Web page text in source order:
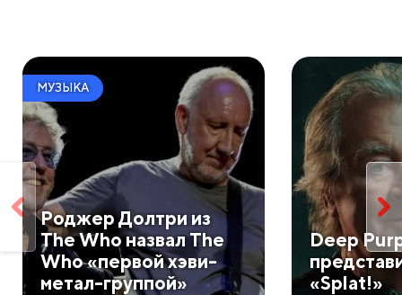
МУЗЫКА
Роджер Долтри из
The Who назвал The
Who «первой хэви-
метал-группой»
Deep
«Splat!»